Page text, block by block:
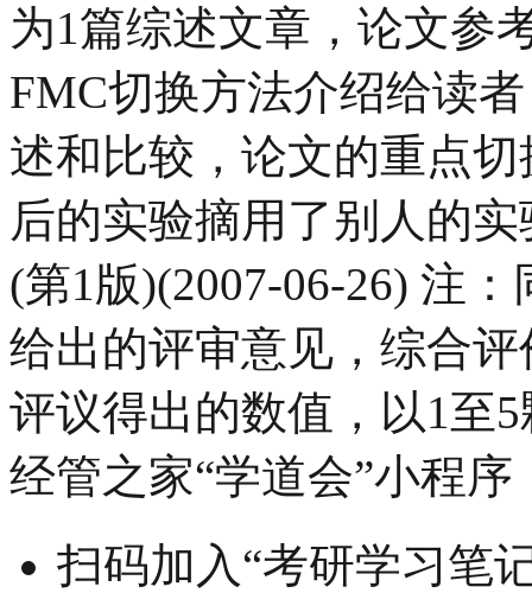
为1篇综述文章，论文参
FMC切换方法介绍给读
述和比较，论文的重点
后的实验摘用了别人的
(第1版)(2007-06-26) 注
给出的评审意见，综合
评议得出的数值，以1至
经管之家“学道会”小程序
扫码加入“考研学习笔